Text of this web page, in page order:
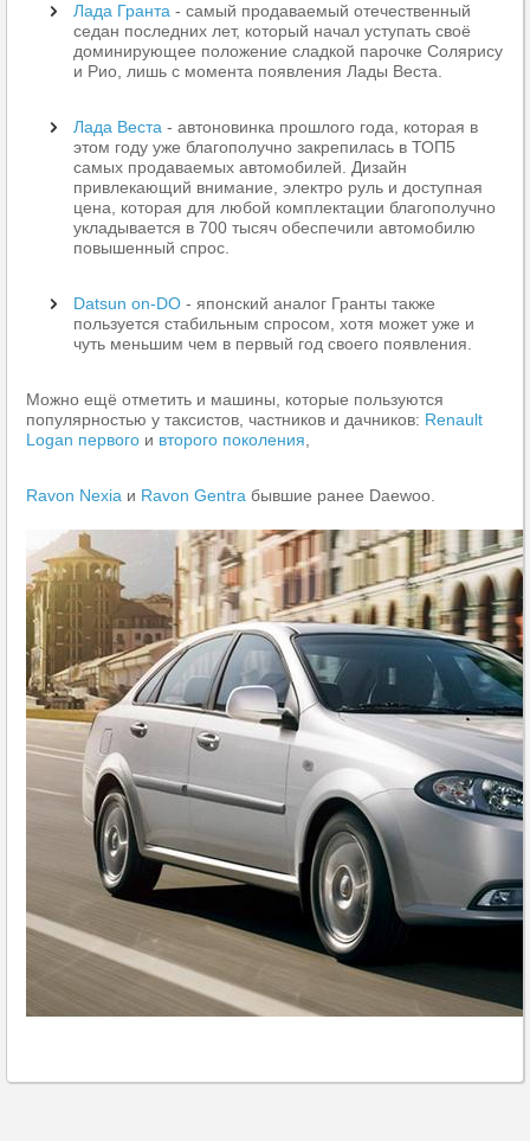
Лада Гранта - самый продаваемый отечественный
седан последних лет, который начал уступать своё
доминирующее положение сладкой парочке Солярису
и Рио, лишь с момента появления Лады Веста.
Лада Веста - автоновинка прошлого года, которая в
этом году уже благополучно закрепилась в ТОП5
самых продаваемых автомобилей. Дизайн
привлекающий внимание, электро руль и доступная
цена, которая для любой комплектации благополучно
укладывается в 700 тысяч обеспечили автомобилю
повышенный спрос.
Datsun on-DO - японский аналог Гранты также
пользуется стабильным спросом, хотя может уже и
чуть меньшим чем в первый год своего появления.
Можно ещё отметить и машины, которые пользуются
популярностью у таксистов, частников и дачников: Renault
Logan первого и второго поколения
Ravon Nexia и Ravon Gentra бывшие ранее Daewoo.